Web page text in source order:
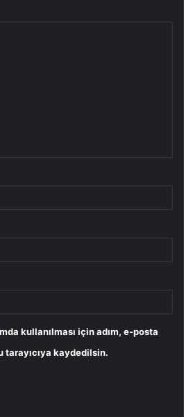
kullanılması için adım, e-posta
tarayıcıya kaydedilsin.